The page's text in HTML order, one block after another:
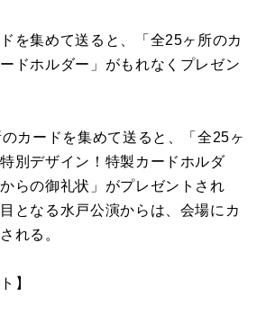
を集めて送ると、「全25ヶ所のカ
ドホルダー」がもれなくプレゼン
カードを集めて送ると、「全25ヶ
別デザイン！特製カードホルダ
らの御礼状」がプレゼントされ
となる水戸公演からは、会場にカ
れる。
】